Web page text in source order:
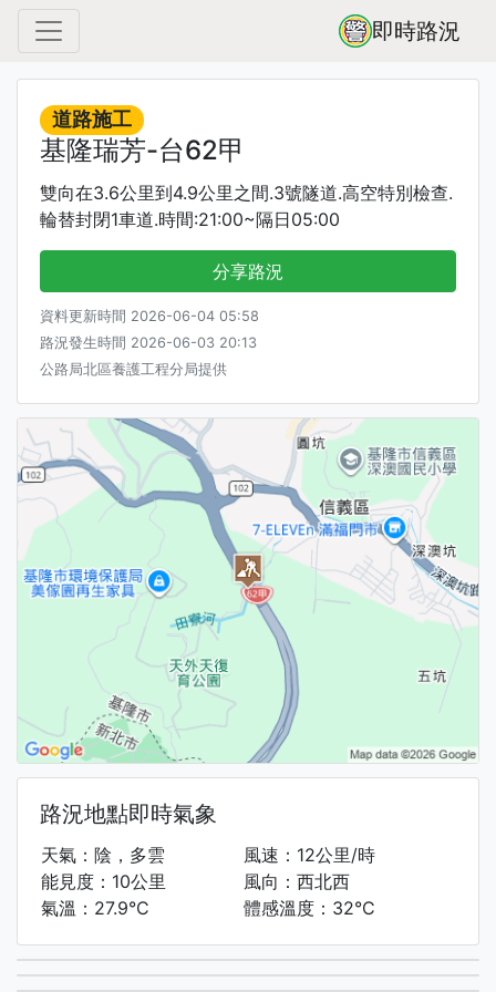
即時路況
道路施工
基隆瑞芳-台62甲
雙向在3.6公里到4.9公里之間.3號隧道.高空特別檢查.
輪替封閉1車道.時間:21:00~隔日05:00
分享路況
資料更新時間 2026-06-04 05:58
路況發生時間 2026-06-03 20:13
公路局北區養護工程分局提供
路況地點即時氣象
天氣：陰，多雲
能見度：10公里
氣溫：27.9°C
風速：12公里/時
風向：西北西
體感溫度：32°C